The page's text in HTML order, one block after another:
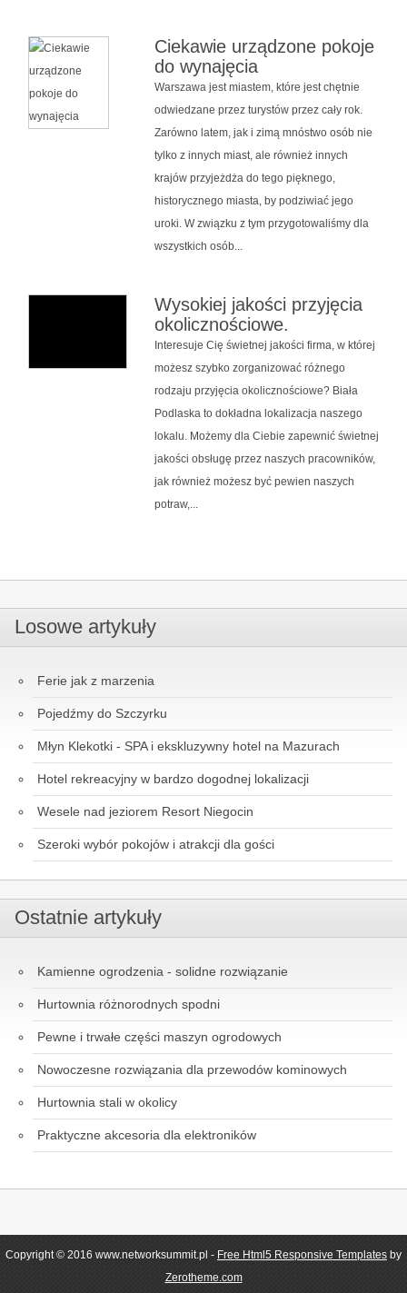
Ciekawie urządzone pokoje
do wynajęcia
Warszawa jest miastem, które jest chętnie
odwiedzane przez turystów przez cały rok.
Zarówno latem, jak i zimą mnóstwo osób nie
tylko z innych miast, ale również innych
krajów przyjeżdża do tego pięknego,
historycznego miasta, by podziwiać jego
uroki. W związku z tym przygotowaliśmy dla
wszystkich osób...
Wysokiej jakości przyjęcia
okolicznościowe.
Interesuje Cię świetnej jakości firma, w której
możesz szybko zorganizować różnego
rodzaju przyjęcia okolicznościowe? Biała
Podlaska to dokładna lokalizacja naszego
lokalu. Możemy dla Ciebie zapewnić świetnej
jakości obsługę przez naszych pracowników,
jak również możesz być pewien naszych
potraw,...
Losowe artykuły
Ferie jak z marzenia
Pojedźmy do Szczyrku
Młyn Klekotki - SPA i ekskluzywny hotel na Mazurach
Hotel rekreacyjny w bardzo dogodnej lokalizacji
Wesele nad jeziorem Resort Niegocin
Szeroki wybór pokojów i atrakcji dla gości
Ostatnie artykuły
Kamienne ogrodzenia - solidne rozwiązanie
Hurtownia różnorodnych spodni
Pewne i trwałe części maszyn ogrodowych
Nowoczesne rozwiązania dla przewodów kominowych
Hurtownia stali w okolicy
Praktyczne akcesoria dla elektroników
Copyright © 2016 www.networksummit.pl - Free Html5 Responsive Templates by
Zerotheme.com